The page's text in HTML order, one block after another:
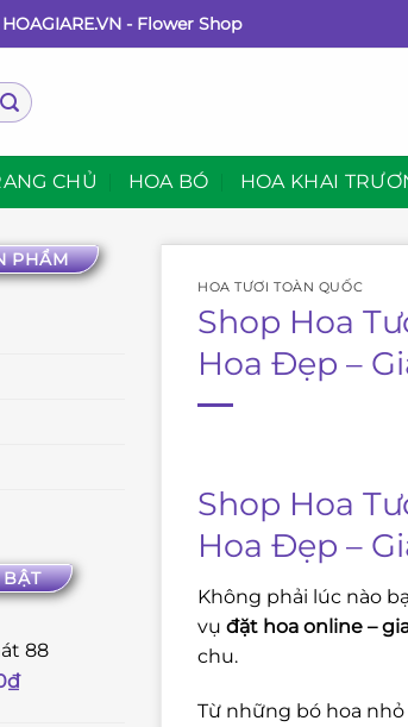
- Flower Shop
CHỦ HOA BÓ HOA KHAI
PHẨM
88
₫
HOA TƯƠI TOÀN QUỐC
Shop Hoa
Hoa Đẹp –
Shop Hoa
Hoa Đẹp –
Không phải lúc nào
vụ đặt hoa online –
chu.
Từ những bó hoa